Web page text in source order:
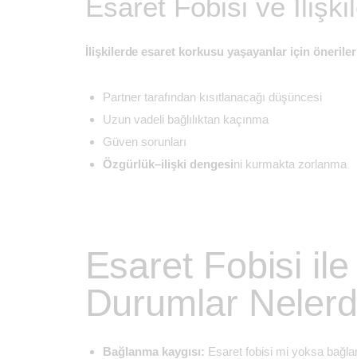
Esaret Fobisi ve
İlişkilerde esaret korkusu yaşayanlar için öneriler
Partner tarafından kısıtlanacağı düşüncesi
Uzun vadeli bağlılıktan kaçınma
Güven sorunları
Özgürlük–ilişki dengesini kurmakta zorlanma
Esaret Fobisi ile
Durumlar
Bağlanma kaygısı: Esaret fobisi mi yoksa